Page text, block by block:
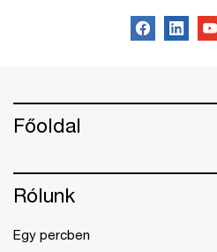
Főoldal
Rólunk
Egy percben